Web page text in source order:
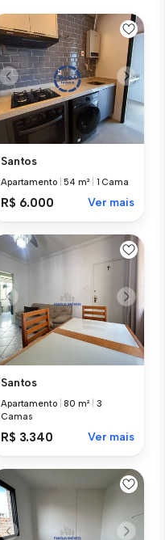
Santos
Apartamento |54 m² 1 Cama
R$ 6.000 Ver mais
Santos
Apartamento |80 m²
3
Camas
R$ 3.340 Ver mais